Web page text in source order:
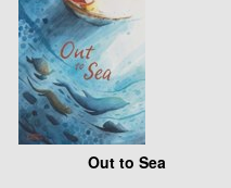
Out to Sea